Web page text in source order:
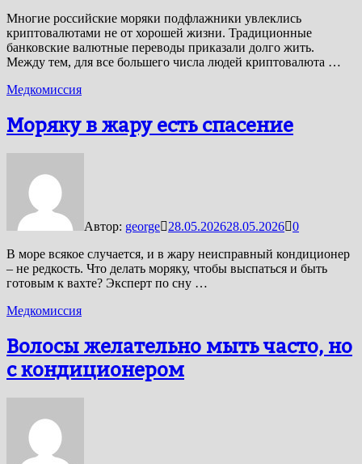
Многие российские моряки подфлажники увлеклись
криптовалютами не от хорошей жизни. Традиционные
банковские валютные переводы приказали долго жить.
Между тем, для все большего числа людей криптовалюта …
Медкомиссия
Моряку в жару есть спасение
Автор: george 28.05.202628.05.2026 0
В море всякое случается, и в жару неисправный кондиционер
– не редкость. Что делать моряку, чтобы выспаться и быть
готовым к вахте? Эксперт по сну …
Медкомиссия
Волосы желательно мыть часто, но
с кондиционером